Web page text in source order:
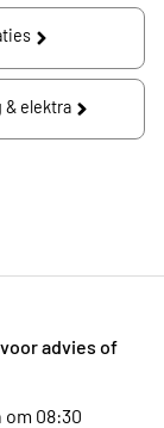
& elektra
advies of
08:30